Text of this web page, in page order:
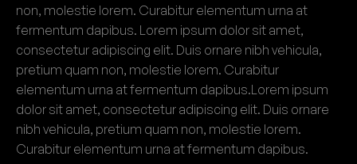
non, molestie lorem. Curabitur elementum urna at
fermentum dapibus. Lorem ipsum dolor sit amet,
consectetur adipiscing elit. Duis ornare nibh vehicula,
pretium quam non, molestie lorem. Curabitur
elementum urna at fermentum dapibus.Lorem ipsum
dolor sit amet, consectetur adipiscing elit. Duis ornare
nibh vehicula, pretium quam non, molestie lorem.
Curabitur elementum urna at fermentum dapibus.